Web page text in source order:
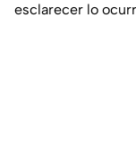
esclarecer lo